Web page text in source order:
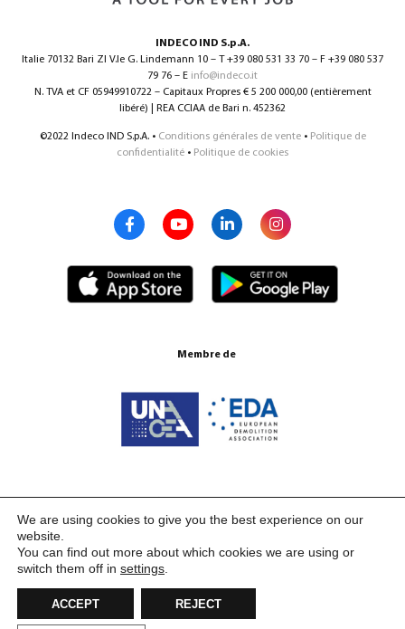
INDECO IND S.p.A.
Italie 70132 Bari ZI V.le G. Lindemann 10 – T +39 080 531 33 70 – F +39 080 537
79 76 – E info@indeco.it
N. TVA et CF 05949910722 – Capitaux Propres € 5 200 000,00 (entièrement
libéré) | REA CCIAA de Bari n. 452362
©2022 Indeco IND S.p.A. • Conditions générales de vente• Politique de
confidentialité • Politique de cookies
Membre de
We are using cookies to give you the best experience on our
website.
You can find out more about which cookies we are using or
switch them off in settings
ACCEPT REJECT